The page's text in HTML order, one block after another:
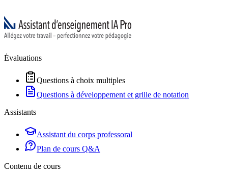
Évaluations
Questions à choix multiples
Questions à développement et grille de notation
Assistants
Assistant du corps professoral
Plan de cours Q&A
Contenu de cours